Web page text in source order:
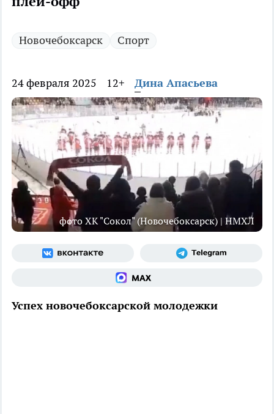
Новочебоксарск Спорт
24 февраля 2025 12+ Дина Апасьева
фото ХК "Сокол" (Новочебоксарск) | НМХЛ
Успех новочебоксарской молодежки